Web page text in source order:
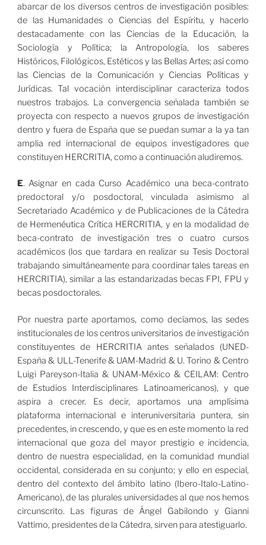
abarcar de los diversos centros de investigación posibles:
de las Humanidades o Ciencias del Espíritu, y hacerlo
destacadamente con las Ciencias de la Educación, la
Sociología y Política; la Antropología, los saberes
Históricos, Filológicos, Estéticos y las Bellas Artes; así como
las Ciencias de la Comunicación y Ciencias Políticas y
Jurídicas. Tal vocación interdisciplinar caracteriza todos
nuestros trabajos. La convergencia señalada también se
proyecta con respecto a nuevos grupos de investigación
dentro y fuera de España que se puedan sumar a la ya tan
amplia red internacional de equipos investigadores que
constituyen HERCRITIA, como a continuación aludiremos.
E. Asignar en cada Curso Académico una beca-contrato
predoctoral y/o posdoctoral, vinculada asimismo al
Secretariado Académico y de Publicaciones de la Cátedra
de Hermenéutica Crítica HERCRITIA, y en la modalidad de
beca-contrato de investigación tres o cuatro cursos
académicos (los que tardara en realizar su Tesis Doctoral
trabajando simultáneamente para coordinar tales tareas en
HERCRITIA), similar a las estandarizadas becas FPI, FPU y
becas posdoctorales.
Por nuestra parte aportamos, como decíamos, las sedes
institucionales de los centros universitarios de investigación
constituyentes de HERCRITIA antes señalados (UNED-
España & ULL-Tenerife & UAM-Madrid & U. Torino & Centro
Luigi Pareyson-Italia & UNAM-México & CEILAM: Centro
de Estudios Interdisciplinares Latinoamericanos), y que
aspira a crecer. Es decir, aportamos una amplísima
plataforma internacional e interuniversitaria puntera, sin
precedentes, in crescendo, y que es en este momento la red
internacional que goza del mayor prestigio e incidencia,
dentro de nuestra especialidad, en la comunidad mundial
occidental, considerada en su conjunto; y ello en especial,
dentro del contexto del ámbito latino (Ibero-Italo-Latino-
Americano), de las plurales universidades al que nos hemos
circunscrito. Las figuras de Ángel Gabilondo y Gianni
Vattimo, presidentes de la Cátedra, sirven para atestiguarlo.